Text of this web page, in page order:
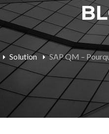
Solution SAP QM –